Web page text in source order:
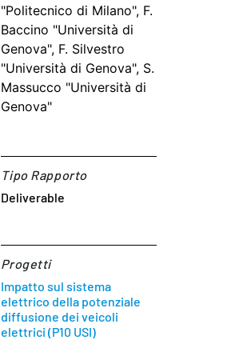
"Politecnico di Milano", F.
Baccino "Università di
Genova", F. Silvestro
"Università di Genova", S.
Massucco "Università di
Genova"
Tipo Rapporto
Deliverable
Progetti
Impatto sul sistema
elettrico della potenziale
diffusione dei veicoli
elettrici (P10 USI)